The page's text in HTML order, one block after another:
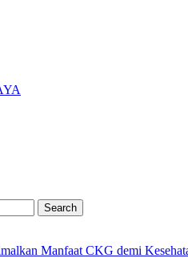
Search
Manfaat CKG demi